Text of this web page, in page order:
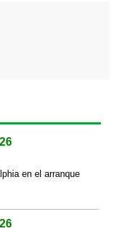
en el arranque